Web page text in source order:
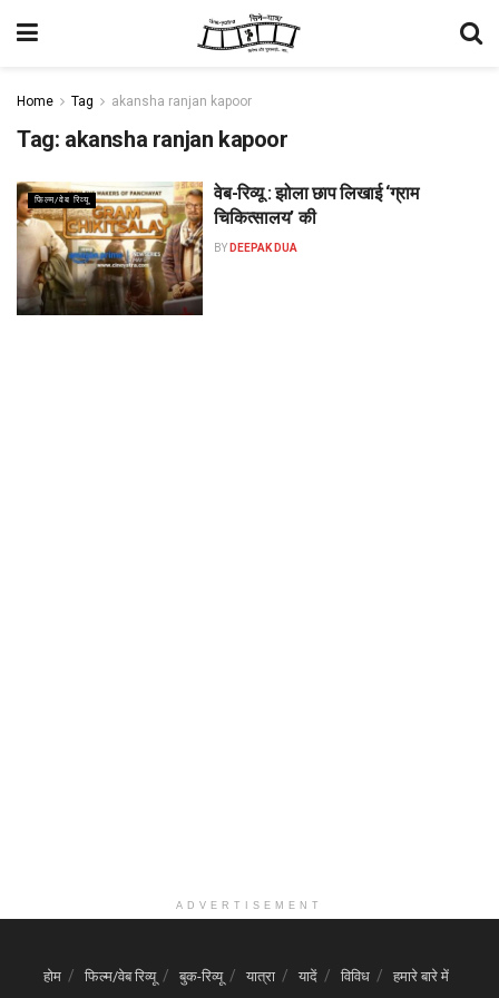
Home Tag akansha ranjan kapoor
Tag: akansha ranjan kapoor
फिल्म/वेब रिव्यू
वेब-रिव्यू : झोला छाप लिखाई ‘ग्राम
चिकित्सालय’ की
BY DEEPAK DUA
ADVERTISEMENT
होम फिल्म/वेब रिव्यू बुक-रिव्यू यात्रा यादें विविध हमारे बारे में